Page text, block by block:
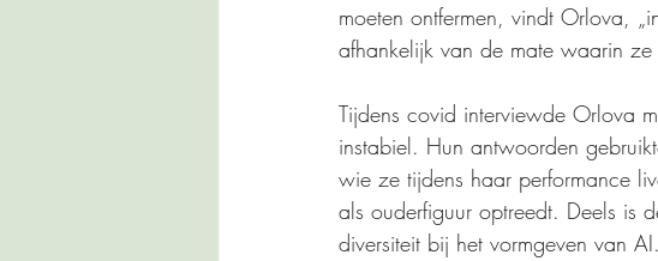
moeten ontfermen, vindt Orlova,
afhankelijk van de mate waarin
Tijdens covid interviewde Orlova
instabiel. Hun antwoorden
wie ze tijdens haar performance
als ouderfiguur optreedt. Deels is
diversiteit bij het vormgeven van